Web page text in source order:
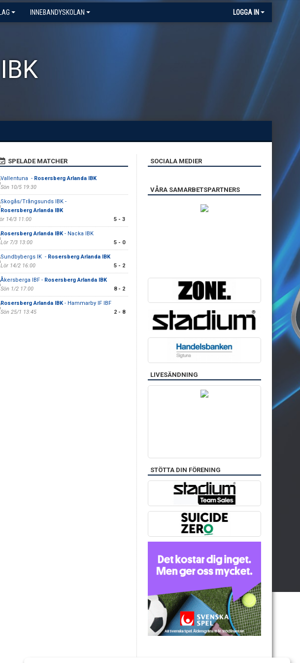
INNEBANDYSKOLAN LOGGA IN
SPELADE MATCHER
Vallentuna - Rosersberg Arlanda IBK
Sön 10/5 19:30
Skogås/Trångsunds IBK -
Rosersberg Arlanda IBK
14/3 11:00
5 - 3
Rosersberg Arlanda IBK- Nacka IBK
Lör 7/3 13:00
5 - 0
Sundbybergs IK - Rosersberg Arlanda IBK
Lör 14/2 16:00
5 - 2
Åkersberga IBF - Rosersberg Arlanda IBK
Sön 1/2 17:00
8 - 2
Rosersberg Arlanda IBK- Hammarby IF IBF
Sön 25/1 13:45
2 - 8
SOCIALA MEDIER
VÅRA SAMARBETSPARTNERS
LIVESÄNDNING
STÖTTA DIN FÖRENING